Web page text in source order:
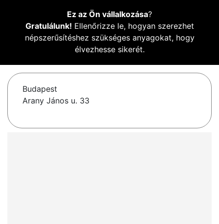
Ez az Ön vállalkozása?
Gratulálunk! Ellenőrizze le, hogyan szerezhet
népszerűsítéshez szükséges anyagokat, hogy
élvezhesse sikerét.
Budapest
Arany János u. 33